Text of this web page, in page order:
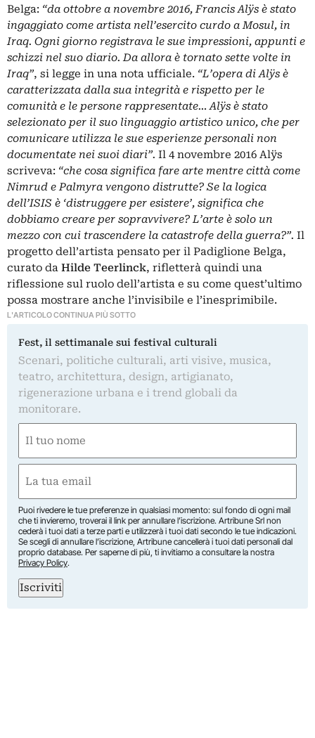
Belga: “da ottobre a novembre 2016, Francis Alÿs è stato
ingaggiato come artista nell’esercito curdo a Mosul, in
Iraq. Ogni giorno registrava le sue impressioni, appunti e
schizzi nel suo diario. Da allora è tornato sette volte in
Iraq”, si legge in una nota ufficiale. “L’opera di Alÿs è
caratterizzata dalla sua integrità e rispetto per le
comunità e le persone rappresentate… Alÿs è stato
selezionato per il suo linguaggio artistico unico, che per
comunicare utilizza le sue esperienze personali non
documentate nei suoi diari”. Il 4 novembre 2016 Alÿs
scriveva: “che cosa significa fare arte mentre città come
Nimrud e Palmyra vengono distrutte? Se la logica
dell’ISIS è ‘distruggere per esistere’, significa che
dobbiamo creare per sopravvivere? L’arte è solo un
mezzo con cui trascendere la catastrofe della guerra?”. Il
progetto dell’artista pensato per il Padiglione Belga,
curato da Hilde Teerlinck, rifletterà quindi una
riflessione sul ruolo dell’artista e su come quest’ultimo
possa mostrare anche l’invisibile e l’inesprimibile.
L'ARTICOLO CONTINUA PIÙ SOTTO
Fest, il settimanale sui festival culturali
Scenari, politiche culturali, arti visive, musica,
teatro, architettura, design, artigianato,
rigenerazione urbana e i trend globali da
monitorare.
(Required)
First
(Required)
Puoi rivedere le tue preferenze in qualsiasi momento: sul fondo di ogni mail
che ti invieremo, troverai il link per annullare l’iscrizione. Artribune Srl non
cederà i tuoi dati a terze parti e utilizzerà i tuoi dati secondo le tue indicazioni.
Se scegli di annullare l’iscrizione, Artribune cancellerà i tuoi dati personali dal
proprio database. Per saperne di più, ti invitiamo a consultare la nostra
Privacy Policy.
Iscriviti